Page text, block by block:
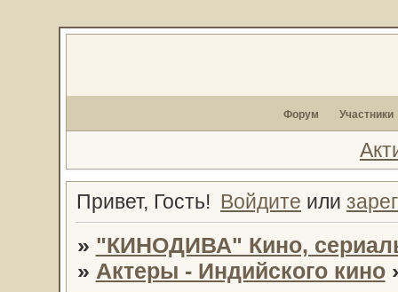
Форум Участники
Привет, Гость! Войдите или
» "КИНОДИВА" Кино,
» Актеры - Индийского кино